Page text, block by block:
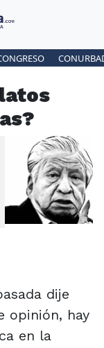
dije
opinión, hay
en la